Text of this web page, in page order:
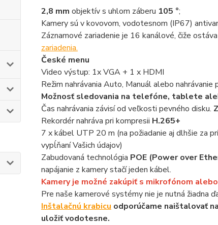
2,8 mm objektív s uhlom záberu 105 °;
Kamery sú v kovovom, vodotesnom (IP67)
Záznamové zariadenie je 16 kanálové, čiže
zariadenia.
České menu
Video výstup: 1x VGA + 1 x HDMI
Režim nahrávania Auto, Manuál alebo nahrávanie
Možnosť sledovania na telefóne, tablete
Čas nahrávania závisí od veľkosti pevného disku.
Rekordér nahráva pri kompresii H.265+
7 x kábel UTP 20 m (na požiadanie aj dlhšie za
vypĺňaní Vašich údajov)
Zabudovaná technológia POE (Power over
napájanie z kamery stačí jeden kábel.
Kamery je možné zakúpiť s mikrofónom
Pre naše kamerové systémy nie je nutná žiadna
Inštalačnú krabicu odporúčame naištalovať
uložiť vodotesne.